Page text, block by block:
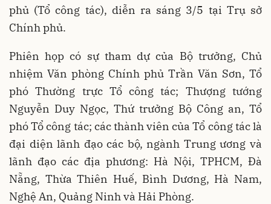
phủ (Tổ công tác), diễn ra sáng 3/5 tại Trụ sở
Chính phủ.
Phiên họp có sự tham dự của Bộ trưởng, Chủ
nhiệm Văn phòng Chính phủ Trần Văn Sơn, Tổ
phó Thường trực Tổ công tác; Thượng tướng
Nguyễn Duy Ngọc, Thứ trưởng Bộ Công an, Tổ
phó Tổ công tác; các thành viên của Tổ công tác là
đại diện lãnh đạo các bộ, ngành Trung ương và
lãnh đạo các địa phương: Hà Nội, TPHCM, Đà
Nẵng, Thừa Thiên Huế, Bình Dương, Hà Nam,
Nghệ An, Quảng Ninh và Hải Phòng.